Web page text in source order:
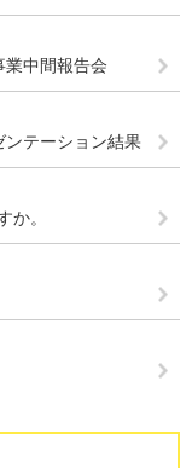
中間報告会
テーション結果
か。